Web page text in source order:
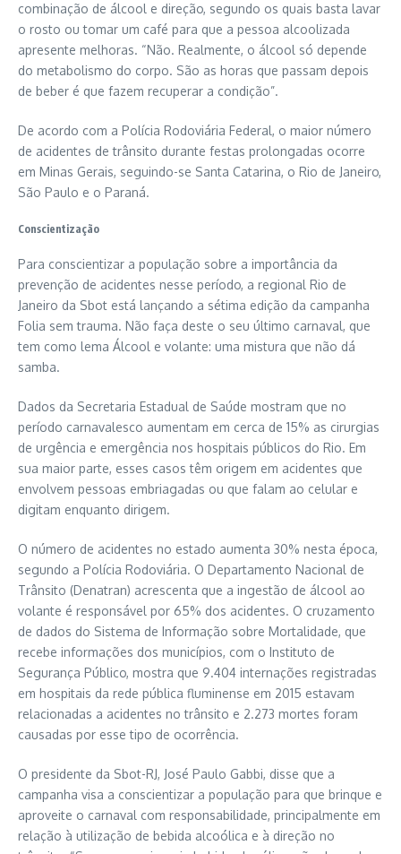
combinação de álcool e direção, segundo os quais basta lavar
o rosto ou tomar um café para que a pessoa alcoolizada
apresente melhoras. “Não. Realmente, o álcool só depende
do metabolismo do corpo. São as horas que passam depois
de beber é que fazem recuperar a condição”.
De acordo com a Polícia Rodoviária Federal, o maior número
de acidentes de trânsito durante festas prolongadas ocorre
em Minas Gerais, seguindo-se Santa Catarina, o Rio de Janeiro,
São Paulo e o Paraná.
Conscientização
Para conscientizar a população sobre a importância da
prevenção de acidentes nesse período, a regional Rio de
Janeiro da Sbot está lançando a sétima edição da campanha
Folia sem trauma. Não faça deste o seu último carnaval, que
tem como lema Álcool e volante: uma mistura que não dá
samba.
Dados da Secretaria Estadual de Saúde mostram que no
período carnavalesco aumentam em cerca de 15% as cirurgias
de urgência e emergência nos hospitais públicos do Rio. Em
sua maior parte, esses casos têm origem em acidentes que
envolvem pessoas embriagadas ou que falam ao celular e
digitam enquanto dirigem.
O número de acidentes no estado aumenta 30% nesta época,
segundo a Polícia Rodoviária. O Departamento Nacional de
Trânsito (Denatran) acrescenta que a ingestão de álcool ao
volante é responsável por 65% dos acidentes. O cruzamento
de dados do Sistema de Informação sobre Mortalidade, que
recebe informações dos municípios, com o Instituto de
Segurança Público, mostra que 9.404 internações registradas
em hospitais da rede pública fluminense em 2015 estavam
relacionadas a acidentes no trânsito e 2.273 mortes foram
causadas por esse tipo de ocorrência.
O presidente da Sbot-RJ, José Paulo Gabbi, disse que a
campanha visa a conscientizar a população para que brinque e
aproveite o carnaval com responsabilidade, principalmente em
relação à utilização de bebida alcoólica e à direção no